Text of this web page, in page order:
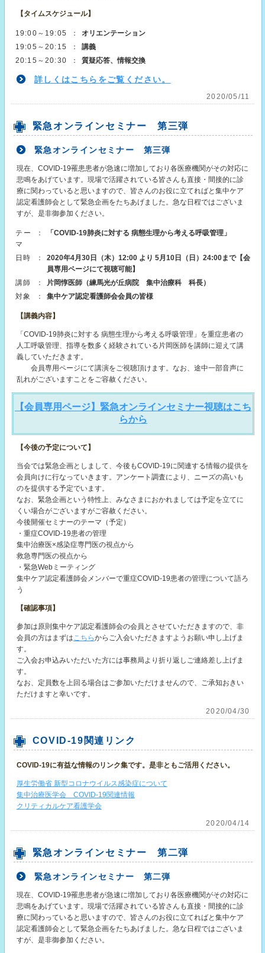
【タイムスケジュール】
19:00～19:05 ：
オリエンテーション
19:05～20:15
：
講義
20:15～20:30
： 質疑応答、情報交換
詳しくはこちらをご覧ください。
2020/05/11
緊急オンラインセミナー 第三弾
緊急オンラインセミナー 第三弾
現在、COVID-19罹患患者が急速に増加しており各医療機関がその対応に
悲鳴をあげています。現場で活躍されている皆さんも直接・間接的に診
療に関わっていると思いますので、皆さんのお役に立てればと集中ケア
認定看護師会として緊急企画をたちあげました。急な日程ではございま
すが、是非御参加ください。
テー
マ
： 「COVID-19肺炎に対する 病態生理から考える呼吸管理」
日時 ：
2020年4月30日（木）12:00 より 5月10日（日）24:00まで【会
員専用ページにて視聴可能】
講師
：
片岡惇医師（練馬光が丘病院 集中治療科 科長）
対象
： 集中ケア認定看護師会会員の皆様
【講義内容】
「COVID-19肺炎に対する 病態生理から考える呼吸管理」を重症患者の
人工呼吸管理、指導を数多く経験されている片岡医師を講師に迎えて講
義していただきます。
会員専用ページにて講演をご視聴頂けます。なお、途中一部音声に
乱れがございますことをご容赦ください。
【会員専用ページ】緊急オンラインセミナー視聴はこち
らから
【今後の予定について】
当会では緊急企画としまして、今後もCOVID-19に関連する情報の提供を
会員向けに行なっていきます。アンケート調査により、ニーズの高いも
のを提供する予定でいます。
なお、緊急企画という特性上、みなさまにおかれましては予定を立てに
くい場合がございますがご容赦ください。
今後開催セミナーのテーマ（予定）
・重症COVID-19患者の管理
集中治療医×感染症専門医の視点から
救急専門医の視点から
・緊急Webミーティング
集中ケア認定看護師会メンバーで重症COVID-19患者の管理について語ろ
う
【確認事項】
参加は原則集中ケア認定看護師会の会員とさせていただきますので、非
会員の方はまずはこちらからご入会いただきますようお願い申し上げま
す。
ご入会お申込みいただいた方には事務局より折り返しご連絡差し上げま
す。
なお、定員数を上回る場合はご参加いただけませんので、ご承知おきい
ただけますと幸いです。
2020/04/30
COVID-19関連リンク
COVID-19に有益な情報のリンク集です。是非ともご活用ください。
厚生労働省 新型コロナウイルス感染症について
集中治療医学会 COVID-19関連情報
クリティカルケア看護学会
2020/04/14
緊急オンラインセミナー 第二弾
緊急オンラインセミナー 第二弾
現在、COVID-19罹患患者が急速に増加しており各医療機関がその対応に
悲鳴をあげています。現場で活躍されている皆さんも直接・間接的に診
療に関わっていると思いますので、皆さんのお役に立てればと集中ケア
認定看護師会として緊急企画をたちあげました。急な日程ではございま
すが、是非御参加ください。